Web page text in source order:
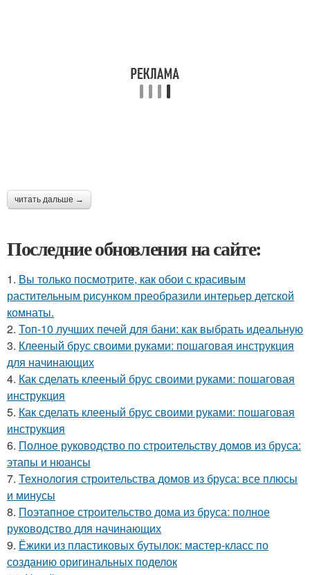
читать дальше →
Последние обновления на сайте:
1. Вы только посмотрите, как обои с красивым
растительным рисунком преобразили интерьер детской
комнаты.
2. Топ-10 лучших печей для бани: как выбрать идеальную
3. Клееный брус своими руками: пошаговая инструкция
для начинающих
4. Как сделать клееный брус своими руками: пошаговая
инструкция
5. Как сделать клееный брус своими руками: пошаговая
инструкция
6. Полное руководство по строительству домов из бруса:
этапы и нюансы
7. Технология строительства домов из бруса: все плюсы
и минусы
8. Поэтапное строительство дома из бруса: полное
руководство для начинающих
9. Ёжики из пластиковых бутылок: мастер-класс по
созданию оригинальных поделок